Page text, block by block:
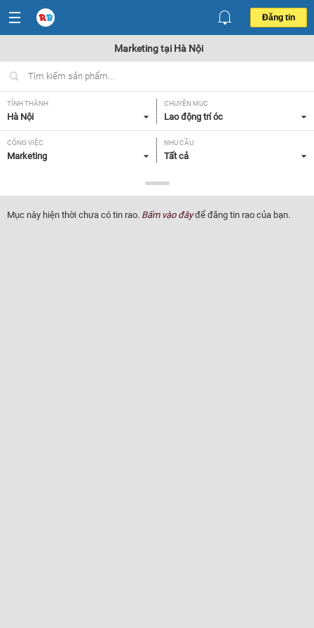
Đăng tin
Marketing tại Hà Nội
TỈNH THÀNH
Hà Nội
CHUYÊN MỤC
Lao động trí óc
CÔNG VIỆC
Marketing
NHU CẦU
Tất cả
Tất cả
Mục này hiện thời chưa có tin rao. Bấm vào đâyđể đăng tin rao của bạn.